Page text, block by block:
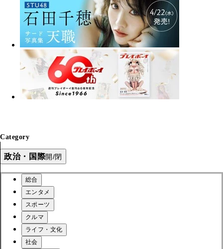
Category
政治・国際開/閉
総合
エンタメ
スポーツ
クルマ
ライフ・文化
社会